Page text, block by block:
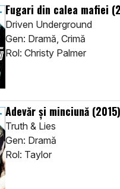
Fugari din calea mafiei
Driven Underground
Gen: Dramă, Crimă
Rol: Christy Palmer
Adevăr şi minciună (2015)
Truth & Lies
Gen: Dramă
Rol: Taylor